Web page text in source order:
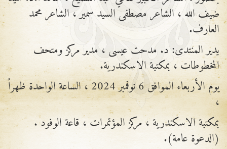
ضيف الله ، الشاعر مصطفى السيد سمير ، الشاعر محمد
العارف.
يدير المنتدى: د. مدحت عيسى ، مدير مركز ومتحف
المخطوطات ، بمكتبة الاسكندرية.
يوم الأربعاء الموافق 6 نوفمبر 2024 ، الساعة الواحدة ظهراً
،
بمكتبة الاسكندرية ، مركز المؤتمرات ، قاعة الوفود .
(الدعوة عامة).